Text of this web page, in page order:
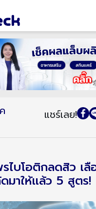
แชร์เลย!
รไบโอติกลดสิว เ
าให้เเล้ว 5 สูตร!